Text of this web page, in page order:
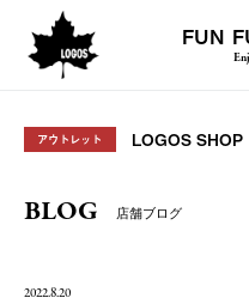
FUN
アウトレット LOGOS SHOP
BLOG 店舗ブログ
2022.8.20